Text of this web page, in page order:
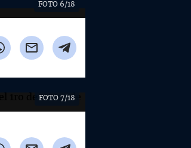
FOTO 6/18
FOTO 7/18